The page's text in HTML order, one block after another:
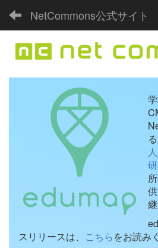
NetCommons公式サイト
スリリースは、 こちらをお読み